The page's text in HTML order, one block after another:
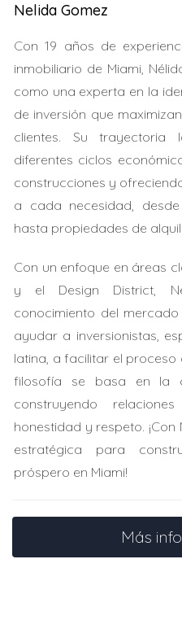
Caso de Estudio 1:
Maria decidió comprar su
Comenzó el proceso con
que tomó solo dos días.
buscar propiedades y
inspección reveló algunos
fueron resueltos
problemas en un plazo
Juan es un inversor
propiedad comercial y
Su pre-aprobación fue
crediticio sólido. Optó por
tasación tomó más tiempo
los valores del mercado.
proceso en alrededor de
Caso de Estudio 3:
Simultánea
La coordinación fue clave.
antes de listar su casa para
estuvo en el mercado,
Nelida Gomez
Con 19 años de
inmobiliario de Miami,
como una experta en la
de inversión que
clientes. Su
diferentes ciclos
construcciones y
a cada necesidad,
hasta propiedades de
Con un enfoque en áreas
y el Design District,
conocimiento del
ayudar a inversionistas,
latina, a facilitar el proceso
filosofía se basa en la
construyendo
honestidad y respeto.
estratégica para
próspero en Miami!
Más